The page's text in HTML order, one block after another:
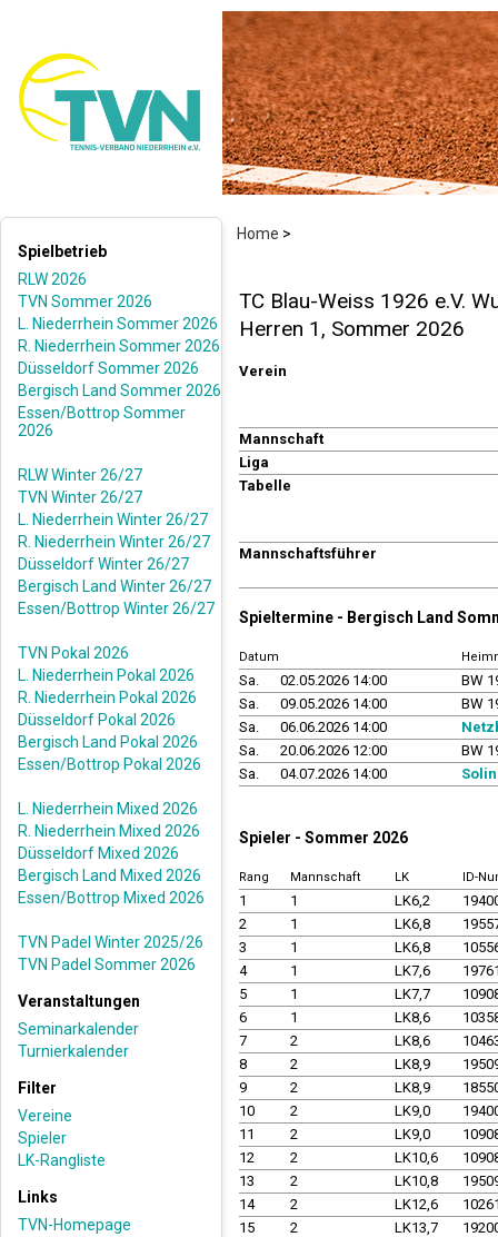
Home >
Spielbetrieb
RLW 2026
TVN Sommer 2026
L. Niederrhein Sommer 2026
R. Niederrhein Sommer 2026
Düsseldorf Sommer 2026
Bergisch Land Sommer 2026
Essen/Bottrop Sommer
2026
RLW Winter 26/27
TVN Winter 26/27
L. Niederrhein Winter 26/27
R. Niederrhein Winter 26/27
Düsseldorf Winter 26/27
Bergisch Land Winter 26/27
Essen/Bottrop Winter 26/27
TVN Pokal 2026
L. Niederrhein Pokal 2026
R. Niederrhein Pokal 2026
Düsseldorf Pokal 2026
Bergisch Land Pokal 2026
Essen/Bottrop Pokal 2026
L. Niederrhein Mixed 2026
R. Niederrhein Mixed 2026
Düsseldorf Mixed 2026
Bergisch Land Mixed 2026
Essen/Bottrop Mixed 2026
TVN Padel Winter 2025/26
TVN Padel Sommer 2026
Veranstaltungen
Seminarkalender
Turnierkalender
Filter
Vereine
Spieler
LK-Rangliste
Links
TVN-Homepage
TC Blau-Weiss 1926 e.V.
Herren 1, Sommer 2026
Verein
Mannschaft
Liga
Tabelle
Mannschaftsführer
Spieltermine - Bergisch Land
Datum
Sa. 02.05.2026 14:00
BW
Sa.
09.05.2026 14:00
BW
Sa.
06.06.2026 14:00
Sa.
20.06.2026 12:00
BW
Sa.
04.07.2026 14:00
Spieler - Sommer 2026
Rang Mannschaft LK ID-
1 1 LK6,2
2
1 LK6,8
3
1 LK6,8
4
1 LK7,6
5
1 LK7,7
6
1 LK8,6
7
2 LK8,6
8
2 LK8,9
9
2 LK8,9
10
2 LK9,0
11
2 LK9,0
12
2 LK10,6
13
2 LK10,8
14
2 LK12,6
15
2 LK13,7